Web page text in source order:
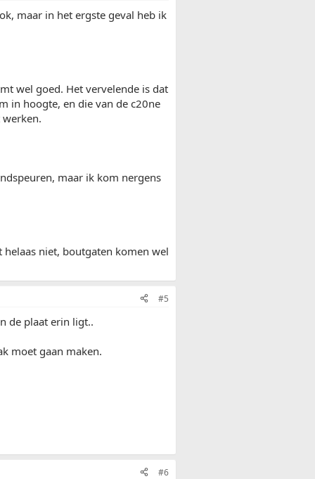
maar in het ergste geval heb ik
wel goed. Het vervelende is dat
in hoogte, en die van de c20ne
maar ik kom nergens
niet, boutgaten komen wel
#5
de plaat erin ligt..
moet gaan maken.
#6